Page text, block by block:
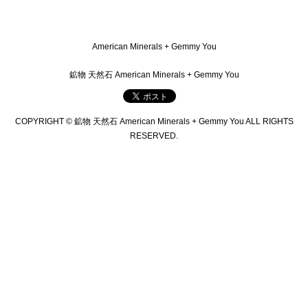
American Minerals + Gemmy You
鉱物 天然石 American Minerals + Gemmy You
COPYRIGHT © 鉱物 天然石 American Minerals + Gemmy You ALL RIGHTS
RESERVED.